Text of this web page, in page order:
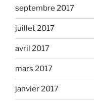
septembre 2017
juillet 2017
avril 2017
mars 2017
janvier 2017